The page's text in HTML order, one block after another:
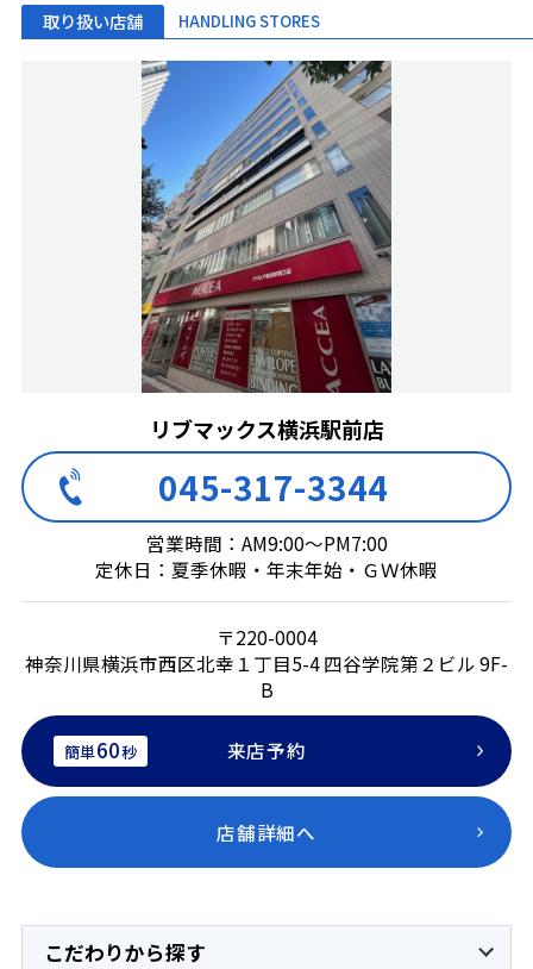
取り扱い店舗 HANDLING STORES
リブマックス横浜駅前店
045-317-3344
営業時間：AM9:00～PM7:00
定休日：夏季休暇・年末年始・ＧＷ休暇
〒220-0004
神奈川県横浜市西区北幸１丁目5-4 四谷学院第２ビル 9F-
B
簡単60秒 来店予約
店舗詳細へ
こだわりから探す